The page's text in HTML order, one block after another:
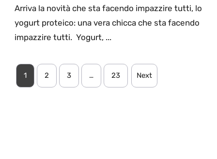
Arriva la novità che sta facendo impazzire tutti, lo
yogurt proteico: una vera chicca che sta facendo
impazzire tutti. Yogurt, ...
1 2 3 … 23 Next